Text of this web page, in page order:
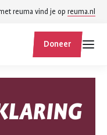
reuma vind je op reuma.nl
Doneer